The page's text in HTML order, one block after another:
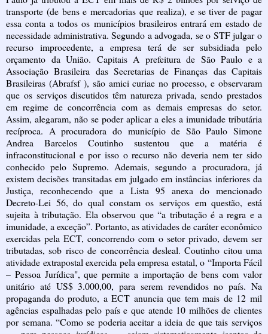
transporte (de bens e mercadorias que realiza), e se tiver de pagar
essa conta a todos os municípios brasileiros entrará em estado de
necessidade administrativa. Segundo a advogada, se o STF julgar o
recurso improcedente, a empresa terá de ser subsidiada pelo
orçamento da União. Capitais A prefeitura de São Paulo e a
Associação Brasileira das Secretarias de Finanças das Capitais
Brasileiras (Abrafsf ), são amici curiae no processo, e observaram
que os serviços discutidos têm natureza privada, sendo prestados
em regime de concorrência com as demais empresas do setor.
Assim, alegaram, não se poder aplicar a eles a imunidade tributária
recíproca. A procuradora do município de São Paulo Simone
Andrea Barcelos Coutinho sustentou que a matéria é
infraconstitucional e por isso o recurso não deveria nem ter sido
conhecido pelo Supremo. Ademais, segundo a procuradora, já
existem decisões transitadas em julgado em instâncias inferiores da
Justiça, reconhecendo que a Lista 95 anexa do mencionado
Decreto-Lei 56, do qual constam os serviços em questão, está
sujeita à tributação. Ela observou que “a tributação é a regra e a
imunidade, a exceção”. Portanto, as atividades de caráter econômico
exercidas pela ECT, concorrendo com o setor privado, devem ser
tributadas, sob risco de concorrência desleal. Coutinho citou uma
atividade extrapostal exercida pela empresa estatal, o “Importa Fácil
– Pessoa Jurídica", que permite a importação de bens com valor
unitário até US$ 3.000,00, para serem revendidos no país. Na
propaganda do produto, a ECT anuncia que tem mais de 12 mil
agências espalhadas pelo país e que atende 10 milhões de clientes
por semana. “Como se poderia aceitar a ideia de que tais serviços